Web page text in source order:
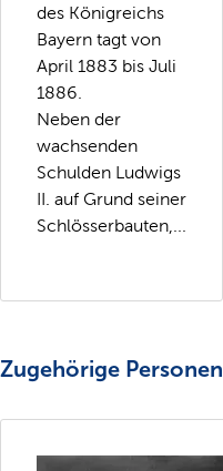
des Königreichs
Bayern tagt von
April 1883 bis Juli
1886.
Neben der
wachsenden
Schulden Ludwigs
II. auf Grund seiner
Schlösserbauten,...
Zugehörige Personen